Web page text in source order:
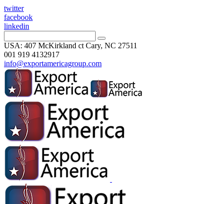
twitter
facebook
linkedin
USA: 407 McKirkland ct Cary, NC 27511
001 919 4132917
info@exportamericagroup.com